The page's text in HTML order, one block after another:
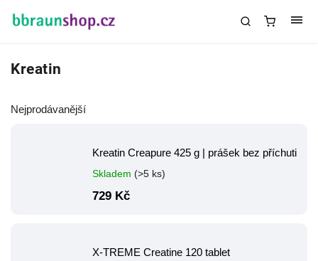
Kreatin
Nejprodávanější
Kreatin Creapure 425 g | prášek bez příchuti
Skladem (>5 ks)
729 Kč
X-TREME Creatine 120 tablet